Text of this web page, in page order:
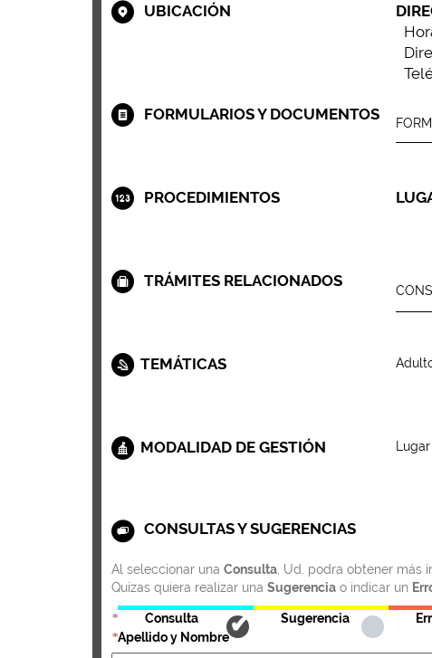
UBICACIÓN
FORMULARIOS Y DOCUMENTOS
PROCEDIMIENTOS
TRÁMITES RELACIONADOS
TEMÁTICAS
MODALIDAD DE GESTIÓN
CONSULTAS Y SUGERENCIAS
Al seleccionar una Consulta, Ud. podra obtener más
Quizas quiera realizar una Sugerencia o indicar un
* Consulta Sugerencia
*Apellido y Nombre